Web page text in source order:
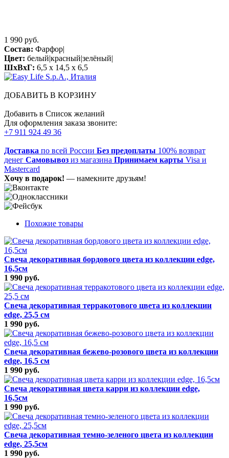
1 990 руб.
Состав: Фарфор|
Цвет: белый|красный|зелёный|
ШхВхГ: 6,5 x 14,5 x 6,5
ДОБАВИТЬ В КОРЗИНУ
Добавить в Список желаний
Для оформления заказа звоните:
+7 911 924 49 36
Доставка по всей России Без предоплаты 100% возврат
денег Самовывоз из магазина Принимаем карты Visa и
Mastercard
Хочу в подарок! — намекните друзьям!
Похожие товары
Свеча декоративная бордового цвета из коллекции edge,
16,5см
1 990 руб.
Свеча декоративная терракотового цвета из коллекции
edge, 25,5 см
1 990 руб.
Свеча декоративная бежево-розового цвета из коллекции
edge, 16,5 см
1 990 руб.
Свеча декоративная цвета карри из коллекции edge,
16,5см
1 990 руб.
Свеча декоративная темно-зеленого цвета из коллекции
edge, 25,5см
1 990 руб.